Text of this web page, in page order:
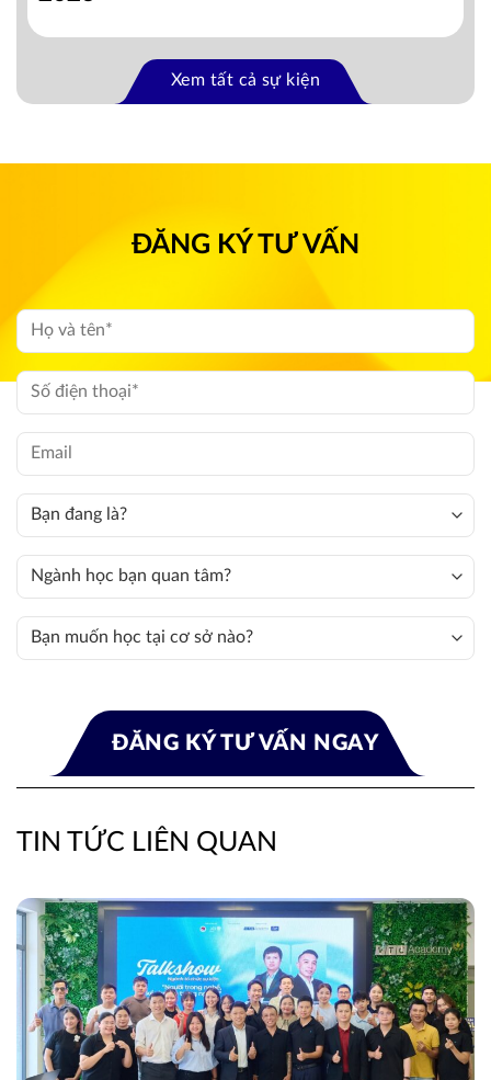
Xem tất cả sự kiện
ĐĂNG KÝ TƯ VẤN
TIN TỨC LIÊN QUAN